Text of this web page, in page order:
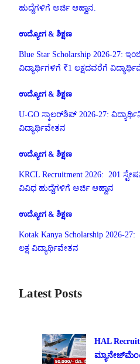
ಹುದ್ದೆಗಳಿಗೆ ಅರ್ಜಿ ಆಹ್ವಾನ.
ಉದ್ಯೋಗ & ಶಿಕ್ಷಣ
Blue Star Scholarship 2026-27:
ವಿದ್ಯಾರ್ಥಿಗಳಿಗೆ ₹1 ಲಕ್ಷದವರೆಗೆ
ಉದ್ಯೋಗ & ಶಿಕ್ಷಣ
U-GO ಸ್ಕಾಲರ್‌ಶಿಪ್ 2026-27:
ವಿದ್ಯಾರ್ಥಿವೇತನ
ಉದ್ಯೋಗ & ಶಿಕ್ಷಣ
KRCL Recruitment 2026: 201
ವಿವಿಧ ಹುದ್ದೆಗಳಿಗೆ ಅರ್ಜಿ ಆಹ್ವಾನ
ಉದ್ಯೋಗ & ಶಿಕ್ಷಣ
Kotak Kanya Scholarship 2026-
ಲಕ್ಷ ವಿದ್ಯಾರ್ಥಿವೇತನ
Latest Posts
HAL